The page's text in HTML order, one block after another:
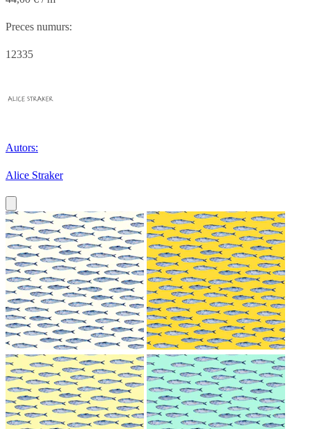
Preces numurs:
12335
Autors:
Alice Straker